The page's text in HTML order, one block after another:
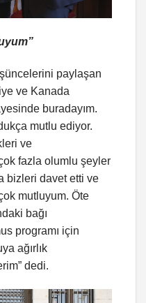
paylaşan
ve Kanada
buradayım.
mutlu ediyor.
ve
fazla olumlu şeyler
bizleri davet etti ve
mutluyum. Öte
bağı
programı için
ağırlık
dedi.